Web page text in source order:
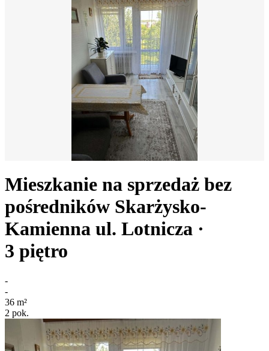
Mieszkanie na sprzedaż bez
pośredników Skarżysko-
Kamienna ul. Lotnicza ·
3 piętro
-
-
36 m²
2 pok.